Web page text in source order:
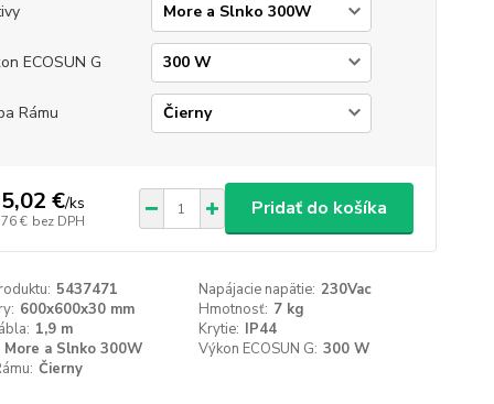
ECOSUN G
Rámu
€/ks
€ bez DPH
Pridať do košíka
5437471 Napájacie napätie: 230Vac
600x600x30 mm Hmotnosť: 7 kg
1,9 m Krytie: IP44
More a Slnko 300W
Výkon ECOSUN G: 300 W
Čierny